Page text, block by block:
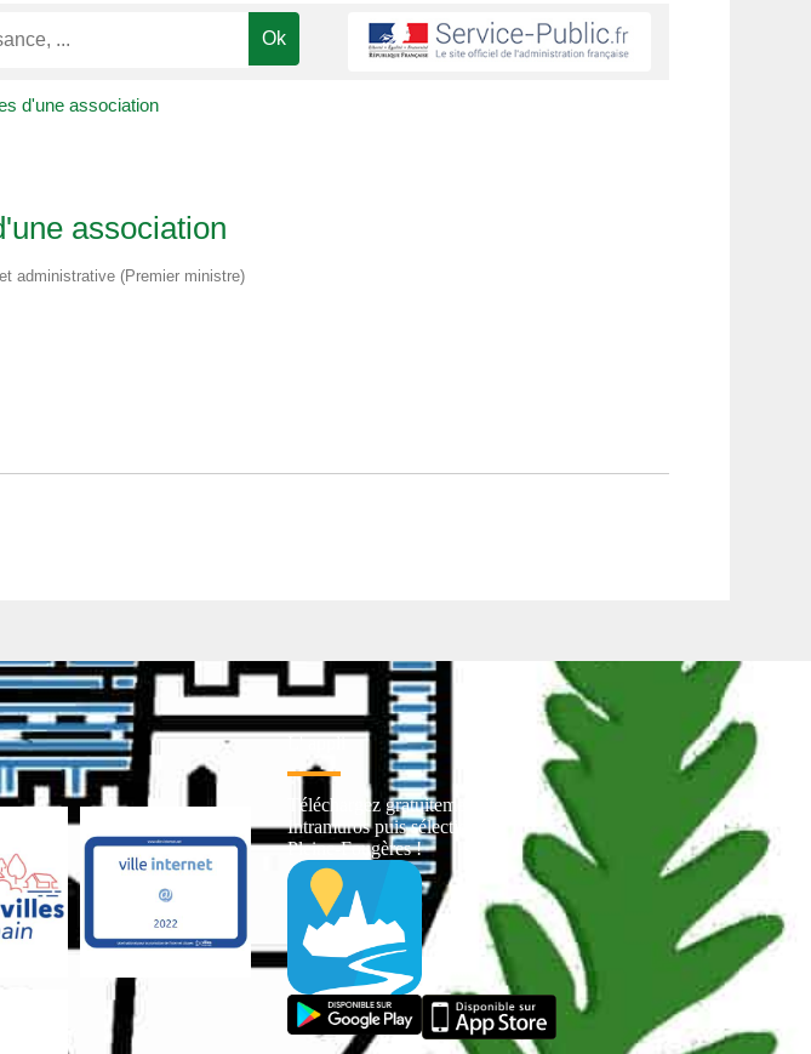
d'une association
association
administrative (Premier ministre)
Téléchargez gratuitement
Intramuros puis sélectionnez
Pleine-Fougères !